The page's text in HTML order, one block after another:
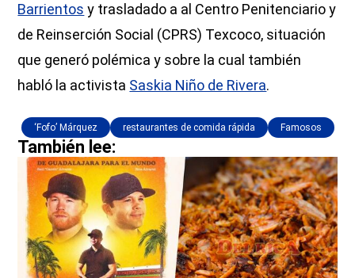
Barrientos y trasladado a al Centro Penitenciario y
de Reinserción Social (CPRS) Texcoco, situación
que generó polémica y sobre la cual también
habló la activista Saskia Niño de Rivera.
‘Fofo’ Márquez restaurantes de comida rápida Famosos
También lee: